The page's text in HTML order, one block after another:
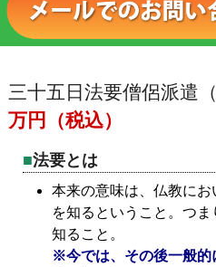
三十五日法要僧侶派遣
万円（税込）
法要とは
本来の意味は、仏教にお
を知るということ。つ
知ること。
※今では、その後一般的